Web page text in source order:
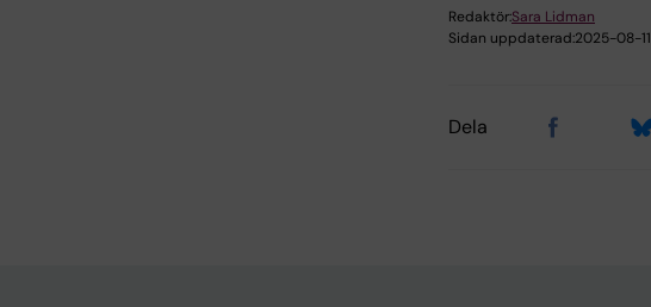
Redaktör:Sara Lidman
Sidan uppdaterad:2025-08-11
Dela